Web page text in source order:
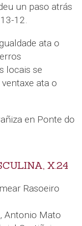
un paso atrás
12.
ata o
locais se
ata o
en Ponte do
X.24
Rasoeiro
Antonio Mato